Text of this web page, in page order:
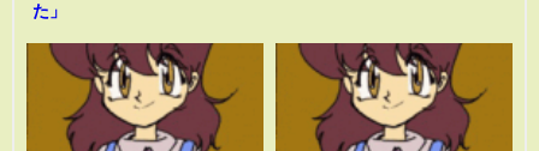
た」